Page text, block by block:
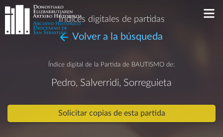
Índices digitales de partidas
Volver a la búsqueda
Índice digital de la Partida de BAUTISMO de:
Pedro, Salverridi, Sorreguieta
Solicitar copias de esta partida